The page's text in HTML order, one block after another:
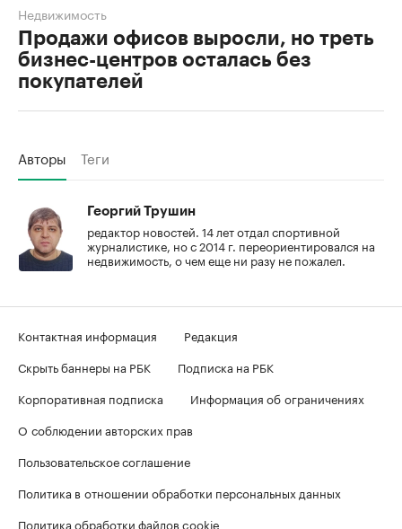
Продажи офисов выросли, но треть
бизнес-центров осталась без
покупателей
Недвижимость
Авторы Теги
Георгий Трушин
редактор новостей. 14 лет отдал спортивной
журналистике, но с 2014 г. переориентировался на
недвижимость, о чем еще ни разу не пожалел.
Контактная информация
Редакция
Скрыть баннеры на РБК
Подписка на РБК
Корпоративная подписка
Информация об ограничениях
О соблюдении авторских прав
Пользовательское соглашение
Политика в отношении обработки персональных данных
Политика обработки файлов cookie